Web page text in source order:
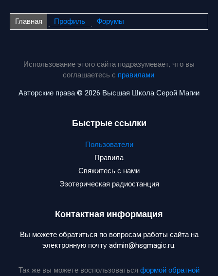
Главная Профиль Форумы
Использование этого сайта подразумевает, что вы
соглашаетесь с правилами.
Авторские права © 2026 Высшая Школа Серой Магии
Быстрые ссылки
Пользователи
Правила
Свяжитесь с нами
Эзотерическая радиостанция
Контактная информация
Вы можете обратиться по вопросам работы сайта на
электронную почту admin@hsgmagic.ru.
Так же вы можете воспользоваться формой обратной